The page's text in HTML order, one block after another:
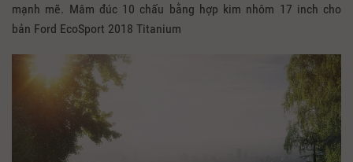
mạnh mẽ. Mâm đúc 10 chấu bằng hợp kim nhôm 17 inch cho
bản Ford EcoSport 2018 Titanium